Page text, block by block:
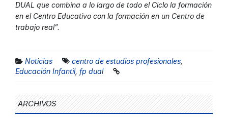
DUAL que combina a lo largo de todo el Ciclo la formación
en el Centro Educativo con la formación en un Centro de
trabajo real”.
Noticias centro de estudios profesionales
Educación Infantil, fp dual
ARCHIVOS